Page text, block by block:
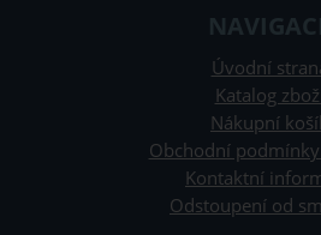
Úvodní
Katalog
Nákupní
Obchodní
Kontaktní
Odstoupení od